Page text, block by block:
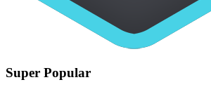
Super Popular